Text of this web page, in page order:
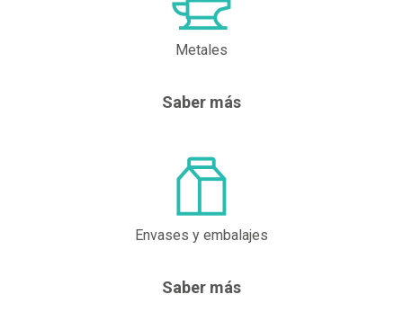
Metales
Saber más
Envases y embalajes
Saber más